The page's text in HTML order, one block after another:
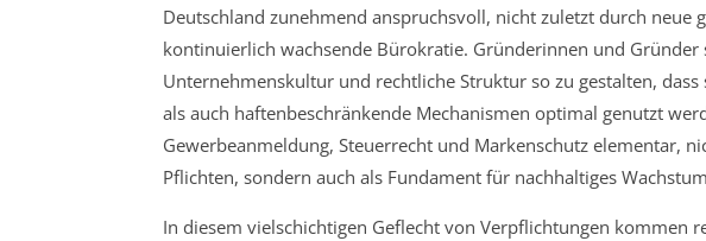
Deutschland zunehmend anspruchsvoll, nicht zuletzt durch neue
kontinuierlich wachsende Bürokratie. Gründerinnen und
Unternehmenskultur und rechtliche Struktur so zu gestalten,
als auch haftenbeschränkende Mechanismen optimal genutzt
Gewerbeanmeldung, Steuerrecht und Markenschutz elementar,
Pflichten, sondern auch als Fundament für nachhaltiges
In diesem vielschichtigen Geflecht von Verpflichtungen kommen